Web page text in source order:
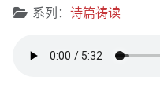
文章信息
系列： 诗篇祷读